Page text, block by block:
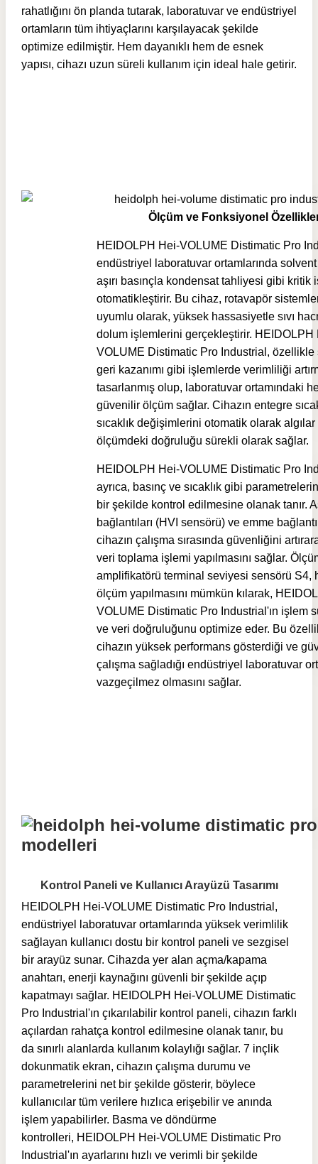
rahatlığını ön planda tutarak, laboratuvar ve endüstriyel
ortamların tüm ihtiyaçlarını karşılayacak şekilde
optimize edilmiştir. Hem dayanıklı hem de esnek
yapısı, cihazı uzun süreli kullanım için ideal hale getirir.
Ölçüm ve Fonksiyonel
HEIDOLPH Hei-VOLUME Distimatic Pro
endüstriyel laboratuvar ortamlarında
aşırı basınçla kondensat tahliyesi gibi kritik
otomatikleştirir. Bu cihaz, rotavapör
uyumlu olarak, yüksek hassasiyetle sıvı
dolum işlemlerini gerçekleştirir. HEIDOLPH
VOLUME Distimatic Pro Industrial, özellikle
geri kazanımı gibi işlemlerde verimliliği
tasarlanmış olup, laboratuvar ortamındaki
güvenilir ölçüm sağlar. Cihazın entegre
sıcaklık değişimlerini otomatik olarak algılar
ölçümdeki doğruluğu sürekli olarak sağlar.
HEIDOLPH Hei-VOLUME Distimatic Pro
ayrıca, basınç ve sıcaklık gibi
bir şekilde kontrol edilmesine olanak tanır.
bağlantıları (HVI sensörü) ve emme
cihazın çalışma sırasında güvenliğini
veri toplama işlemi yapılmasını sağlar.
amplifikatörü terminal seviyesi sensörü S4,
ölçüm yapılmasını mümkün kılarak,
VOLUME Distimatic Pro Industrial'ın işlem
ve veri doğruluğunu optimize eder. Bu
cihazın yüksek performans gösterdiği ve
çalışma sağladığı endüstriyel laboratuvar
vazgeçilmez olmasını sağlar.
Kontrol Paneli ve Kullanıcı Arayüzü Tasarımı
HEIDOLPH Hei-VOLUME Distimatic Pro Industrial,
endüstriyel laboratuvar ortamlarında yüksek verimlilik
sağlayan kullanıcı dostu bir kontrol paneli ve sezgisel
bir arayüz sunar. Cihazda yer alan açma/kapama
anahtarı, enerji kaynağını güvenli bir şekilde açıp
kapatmayı sağlar. HEIDOLPH Hei-VOLUME Distimatic
Pro Industrial'ın çıkarılabilir kontrol paneli, cihazın farklı
açılardan rahatça kontrol edilmesine olanak tanır, bu
da sınırlı alanlarda kullanım kolaylığı sağlar. 7 inçlik
dokunmatik ekran, cihazın çalışma durumu ve
parametrelerini net bir şekilde gösterir, böylece
kullanıcılar tüm verilere hızlıca erişebilir ve anında
işlem yapabilirler. Basma ve döndürme
kontrolleri, HEIDOLPH Hei-VOLUME Distimatic Pro
Industrial'ın ayarlarını hızlı ve verimli bir şekilde